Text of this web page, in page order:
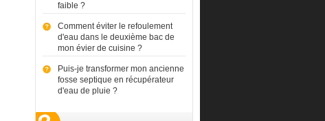
faible ?
Comment éviter le refoulement
d'eau dans le deuxième bac de
mon évier de cuisine ?
Puis-je transformer mon ancienne
fosse septique en récupérateur
d'eau de pluie ?